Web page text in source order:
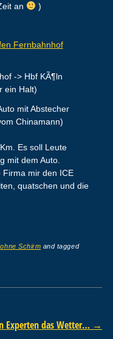
an
)
Fernbahnhof
-> Hbf KÃ¶ln
ein Halt)
mit Abstecher
Chinamann)
Es soll Leute
mit dem Auto.
mir den ICE
quatschen und die
Schirm and tagged
Experten das Wetter… →